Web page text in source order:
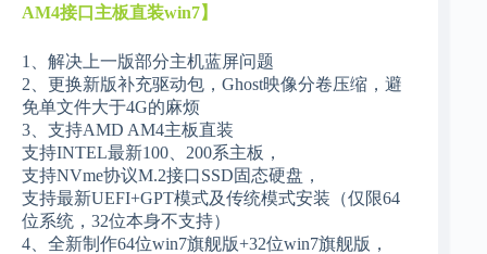
AM4接口主板直装win7】
1、解决上一版部分主机蓝屏问题
2、更换新版补充驱动包，Ghost映像分卷压缩，避
免单文件大于4G的麻烦
3、支持AMD AM4主板直装
支持INTEL最新100、200系主板，
支持NVme协议M.2接口SSD固态硬盘，
支持最新UEFI+GPT模式及传统模式安装（仅限64
位系统，32位本身不支持）
4、全新制作64位win7旗舰版+32位win7旗舰版，